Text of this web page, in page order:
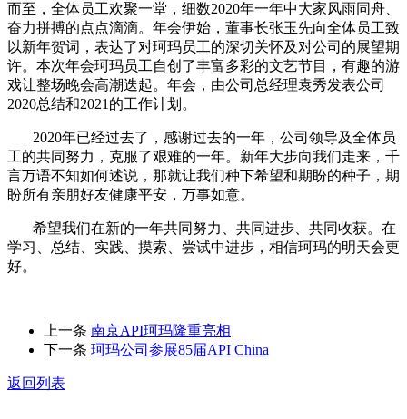
而至，全体员工欢聚一堂，细数2020年一年中大家风雨同舟、
奋力拼搏的点点滴滴。年会伊始，董事长张玉先向全体员工致
以新年贺词，表达了对珂玛员工的深切关怀及对公司的展望期
许。本次年会珂玛员工自创了丰富多彩的文艺节目，有趣的游
戏让整场晚会高潮迭起。年会，由公司总经理袁秀发表公司
2020总结和2021的工作计划。
2020年已经过去了，感谢过去的一年，公司领导及全体员
工的共同努力，克服了艰难的一年。新年大步向我们走来，千
言万语不知如何述说，那就让我们种下希望和期盼的种子，期
盼所有亲朋好友健康平安，万事如意。
希望我们在新的一年共同努力、共同进步、共同收获。在
学习、总结、实践、摸索、尝试中进步，相信珂玛的明天会更
好。
上一条 南京API珂玛隆重亮相
下一条 珂玛公司参展85届API China
返回列表